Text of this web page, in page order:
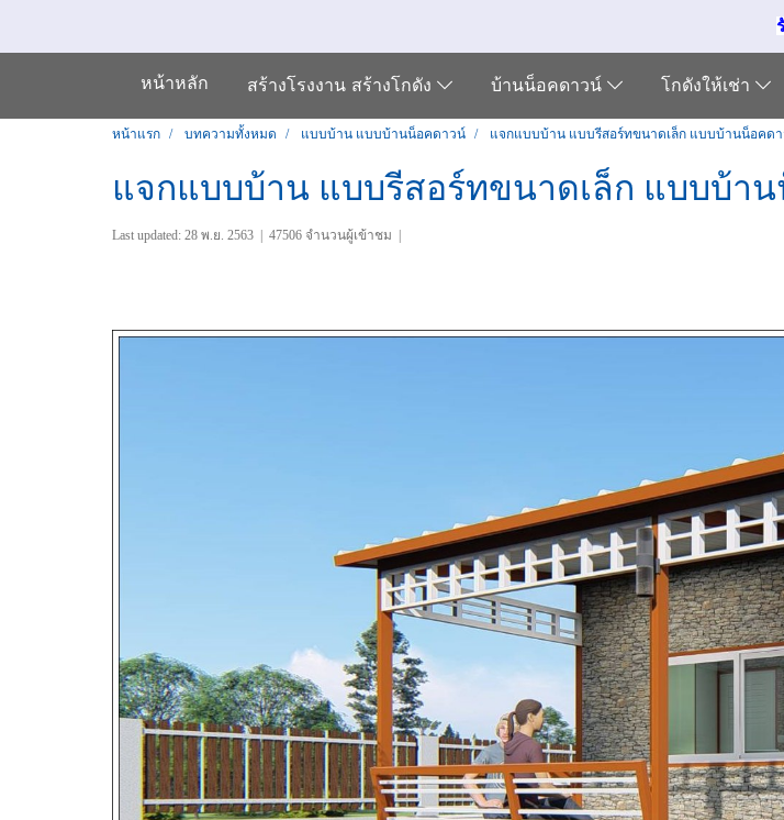
หน้าหลัก สร้างโรงงาน สร้างโกดัง บ้านน็อคดาวน์ โกดังให้เช่า
หน้าแรก บทความทั้งหมด แบบบ้าน แบบบ้านน็อคดาวน์ แจกแบบบ้าน แบบรีสอร์ทขนาดเล็ก แบบบ้านน็อคดา
แจกแบบบ้าน แบบรีสอร์ทขนาดเล็ก แบบบ้า
Last updated: 28 พ.ย. 2563 47506 จำนวนผู้เข้าชม